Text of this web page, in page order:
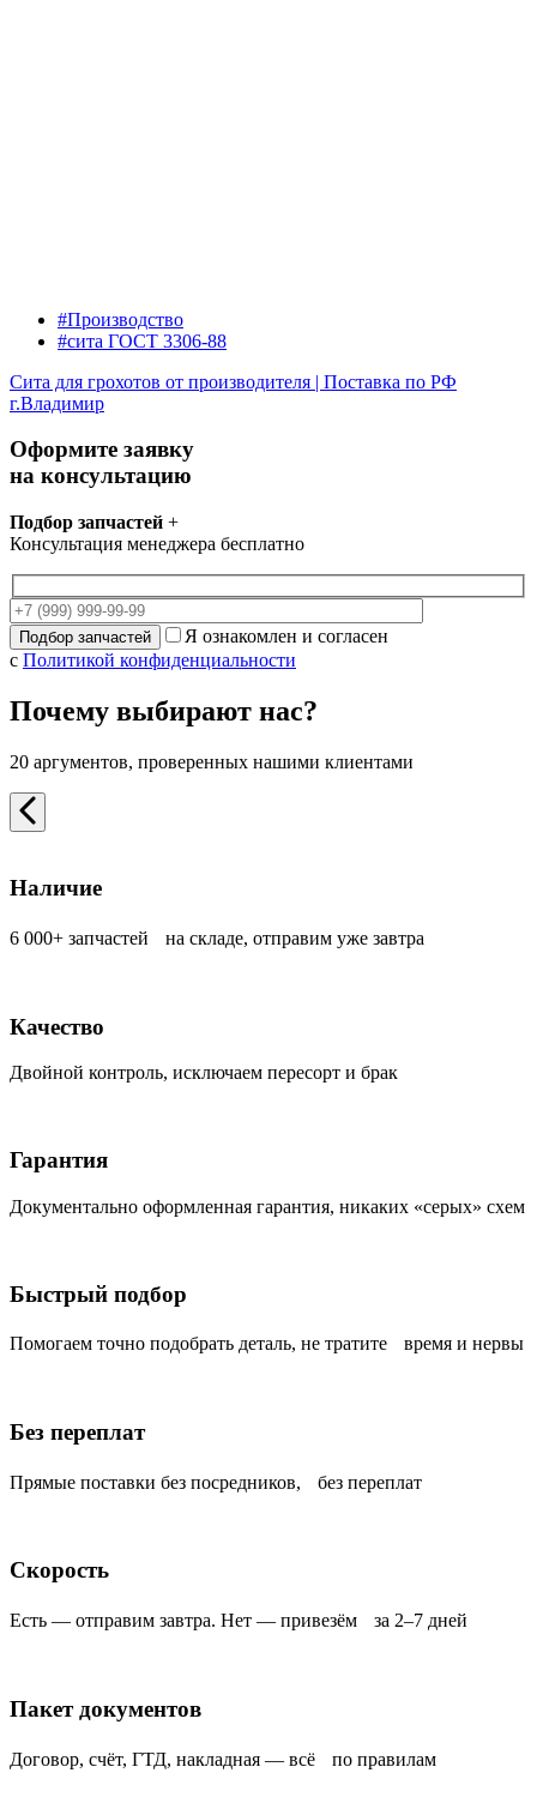
#Производство
#сита ГОСТ 3306-88
Сита для грохотов от производителя | Поставка по РФ
г.Владимир
Оформите заявку
на консультацию
Подбор запчастей +
Консультация менеджера бесплатно
Я ознакомлен и согласен
с Политикой конфиденциальности
Почему выбирают нас?
20 аргументов, проверенных нашими клиентами
Наличие
6 000+ запчастей на складе, отправим уже завтра
Качество
Двойной контроль, исключаем пересорт и брак
Гарантия
Документально оформленная гарантия, никаких «серых» схем
Быстрый подбор
Помогаем точно подобрать деталь, не тратите время и нервы
Без переплат
Прямые поставки без посредников, без переплат
Скорость
Есть — отправим завтра. Нет — привезём за 2–7 дней
Пакет документов
Договор, счёт, ГТД, накладная — всё по правилам